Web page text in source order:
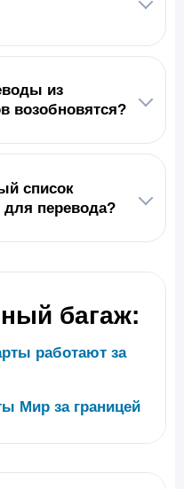
из
возобновятся?
список
перевода?
багаж:
работают за
Мир за границей